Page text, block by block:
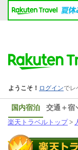
国内宿泊 交通＋宿
楽天トラベルトップ>